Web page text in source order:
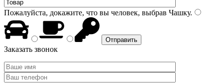
Пожалуйста, докажите, что вы человек, выбрав Чашку.
Заказать звонок